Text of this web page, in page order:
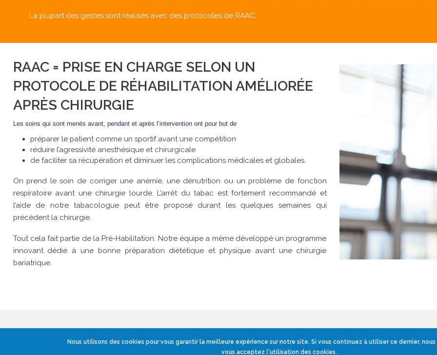
La plupart des gestes sont réalisés avec des protocoles de RAAC.
RAAC = PRISE EN CHARGE SELON UN
PROTOCOLE DE RÉHABILITATION AMÉLIORÉE
APRÈS CHIRURGIE
Les soins qui sont menés avant, pendant et après l’intervention ont pour but de
préparer le patient comme un sportif avant une compétition
réduire l’agressivité anesthésique et chirurgicale
de faciliter sa récupération et diminuer les complications médicales et globales.
On prend le soin de corriger une anémie, une dénutrition ou un problème de fonction
respiratoire avant une chirurgie lourde. L’arrêt du tabac est fortement recommandé et
l’aide de notre tabacologue peut être proposé durant les quelques semaines qui
précèdent la chirurgie.
Tout cela fait partie de la Pré-Habilitation. Notre équipe a même développé un programme
innovant dédié à une bonne préparation diététique et physique avant une chirurgie
bariatrique.
MON PARCOURS PATIENT
Nous utilisons des cookies pour vous garantir la meilleure expérience sur notre site. Si vous continuez à utiliser ce dernier,
vous acceptez l'utilisation des cookies.